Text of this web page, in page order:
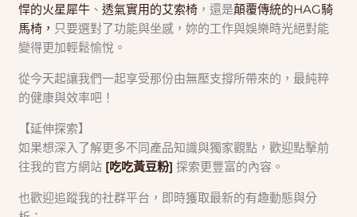
悍的火星犀牛 、透氣實用的艾索椅 ，還是顛覆傳統的HAG騎
馬椅， 只要選對了功能與坐感，妳的工作與娛樂時光絕對能
變得更加輕鬆愉悅。
從今天起讓我們一起享受那份由無壓支撐所帶來的，最純粹
的健康與效率吧！
【延伸探索】
如果想深入了解更多不同產品知識與獨家觀點，歡迎點擊前
往我的官方網站 [吃吃黃豆粉] 探索更豐富的內容。
也歡迎追蹤我的社群平台，即時獲取最新的有趣動態與分